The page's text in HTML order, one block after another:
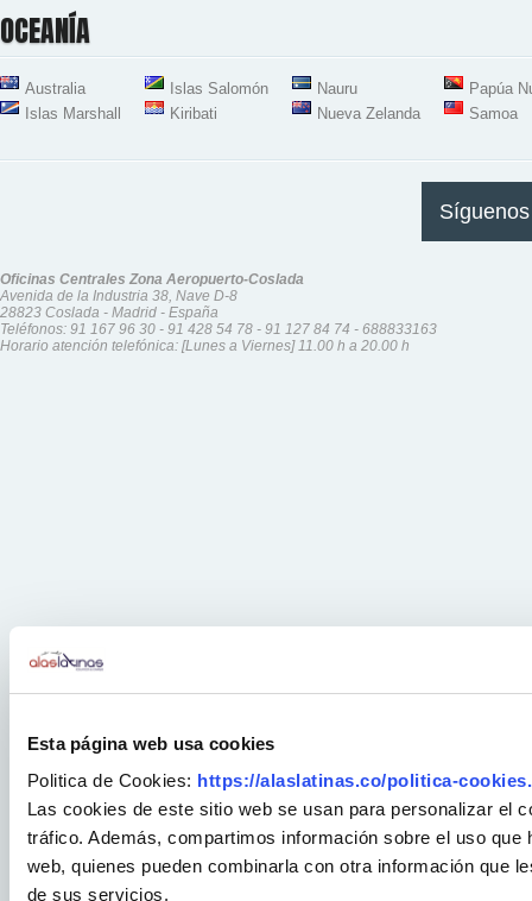
Esta página web usa cookies
Politica de Cookies: https://alaslatinas.co/politica-
Las cookies de este sitio web se usan para personalizar el
tráfico. Además, compartimos información sobre el uso
web, quienes pueden combinarla con otra información que
de sus servicios.
OCEANÍA
Australia
Islas Marshall
Islas Salomón
Kiribati
Nauru
Nueva Zelanda
Papúa
Samoa
Oficinas Centrales Zona Aeropuerto-Coslada
Avenida de la Industria 38, Nave D-8
28823 Coslada - Madrid - España
Teléfonos: 91 167 96 30 - 91 428 54 78 - 91 127 84 74 - 688833163
Horario atención telefónica: [Lunes a Viernes] 11.00 h a 20.00 h